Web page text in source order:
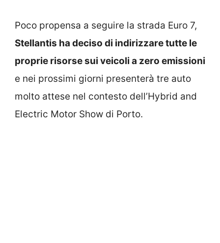
Poco propensa a seguire la strada Euro 7,
Stellantis ha deciso di indirizzare tutte le
proprie risorse sui veicoli a zero emissioni
e nei prossimi giorni presenterà tre auto
molto attese nel contesto dell’Hybrid and
Electric Motor Show di Porto.